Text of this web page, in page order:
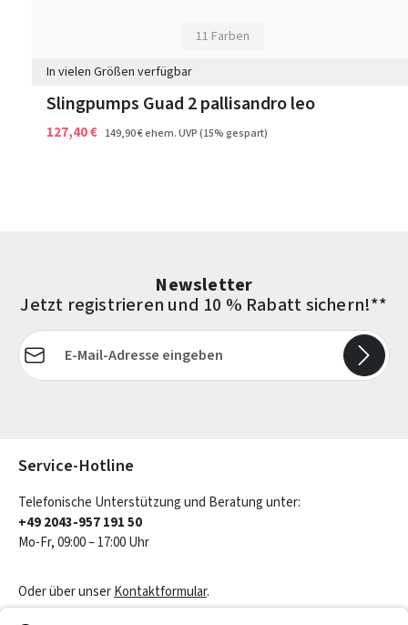
11 Farben
In vielen Größen verfügbar
Slingpumps Guad 2 pallisandro leo
127,40 € 149,90 €ehem. UVP(15% gespart)
Newsletter
Jetzt registrieren und 10 % Rabatt sichern!**
E-Mail-Adresse*
Service-Hotline
Telefonische Unterstützung und Beratung unter:
+49 2043-957 191 50
Mo-Fr, 09:00 – 17:00 Uhr
Oder über unserKontaktformular.